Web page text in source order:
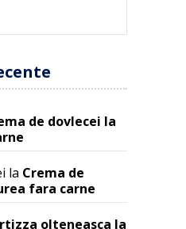
de dovlecei la
la Crema de
fara carne
olteneasca la